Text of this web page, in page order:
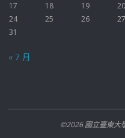
17
18 19 20
24
25 26 27
31
« 7 月
©2026 國立臺東大